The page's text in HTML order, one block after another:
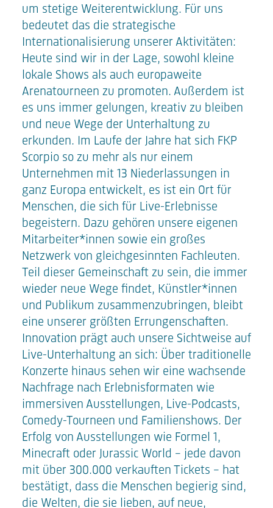
um stetige Weiterentwicklung. Für uns
bedeutet das die strategische
Internationalisierung unserer Aktivitäten:
Heute sind wir in der Lage, sowohl kleine
lokale Shows als auch europaweite
Arenatourneen zu promoten. Außerdem ist
es uns immer gelungen, kreativ zu bleiben
und neue Wege der Unterhaltung zu
erkunden. Im Laufe der Jahre hat sich FKP
Scorpio so zu mehr als nur einem
Unternehmen mit 13 Niederlassungen in
ganz Europa entwickelt, es ist ein Ort für
Menschen, die sich für Live-Erlebnisse
begeistern. Dazu gehören unsere eigenen
Mitarbeiter*innen sowie ein großes
Netzwerk von gleichgesinnten Fachleuten.
Teil dieser Gemeinschaft zu sein, die immer
wieder neue Wege findet, Künstler*innen
und Publikum zusammenzubringen, bleibt
eine unserer größten Errungenschaften.
Innovation prägt auch unsere Sichtweise auf
Live-Unterhaltung an sich: Über traditionelle
Konzerte hinaus sehen wir eine wachsende
Nachfrage nach Erlebnisformaten wie
immersiven Ausstellungen, Live-Podcasts,
Comedy-Tourneen und Familienshows. Der
Erfolg von Ausstellungen wie Formel 1,
Minecraft oder Jurassic World – jede davon
mit über 300.000 verkauften Tickets – hat
bestätigt, dass die Menschen begierig sind,
die Welten, die sie lieben, auf neue,